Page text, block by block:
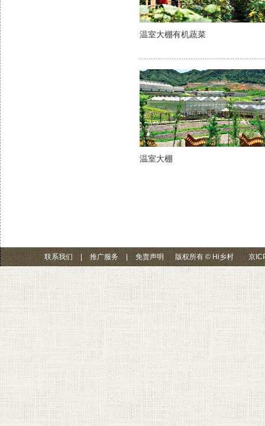
温室大棚有机蔬菜
温室大棚
联系我们 | 推广服务 免责声明 版权所有 © Hi乡村 京